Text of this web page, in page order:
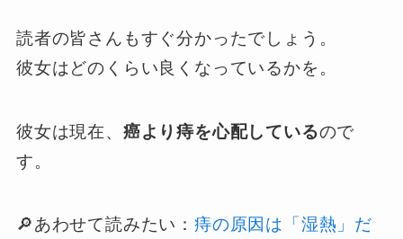
読者の皆さんもすぐ分かったでしょう。
彼女はどのくらい良くなっているかを。
彼女は現在、 癌より痔を心配しているので
す。
🔎あわせて読みたい： 痔の原因は「湿熱」だ